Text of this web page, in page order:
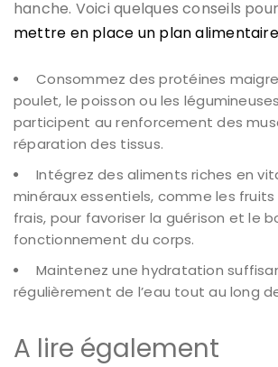
hanche. Voici quelques conseils
mettre en place un plan
Consommez des protéines
poulet, le poisson ou les
participent au renforcement des
réparation des tissus.
Intégrez des aliments riches en
minéraux essentiels, comme les
frais, pour favoriser la guérison et le
fonctionnement du corps.
Maintenez une hydratation
régulièrement de l’eau tout au long
A lire également